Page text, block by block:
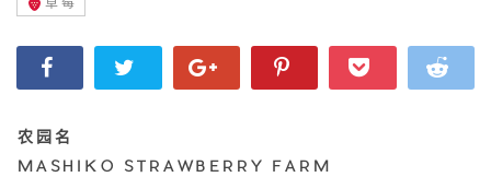
草莓
农园名
MASHIKO STRAWBERRY FARM